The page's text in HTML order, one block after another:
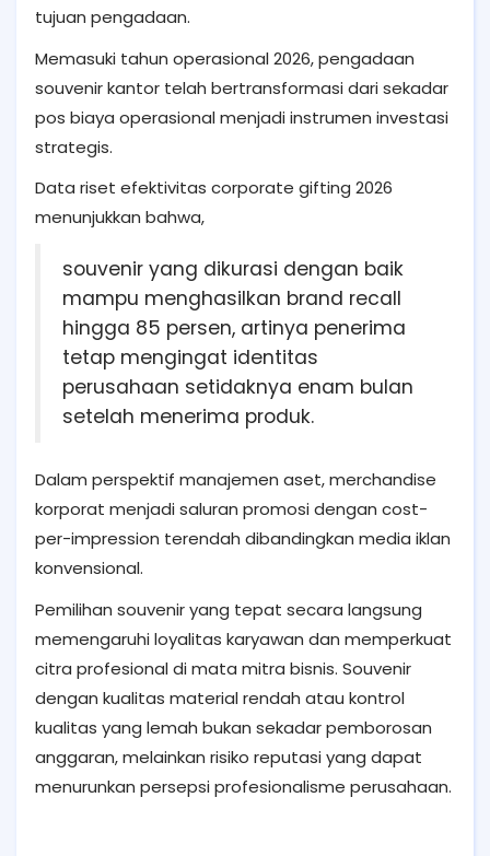
tujuan pengadaan.
Memasuki tahun operasional 2026, pengadaan
souvenir kantor telah bertransformasi dari sekadar
pos biaya operasional menjadi instrumen investasi
strategis.
Data riset efektivitas corporate gifting 2026
menunjukkan bahwa,
souvenir yang dikurasi dengan baik
mampu menghasilkan brand recall
hingga 85 persen, artinya penerima
tetap mengingat identitas
perusahaan setidaknya enam bulan
setelah menerima produk.
Dalam perspektif manajemen aset, merchandise
korporat menjadi saluran promosi dengan cost-
per-impression terendah dibandingkan media iklan
konvensional.
Pemilihan souvenir yang tepat secara langsung
memengaruhi loyalitas karyawan dan memperkuat
citra profesional di mata mitra bisnis. Souvenir
dengan kualitas material rendah atau kontrol
kualitas yang lemah bukan sekadar pemborosan
anggaran, melainkan risiko reputasi yang dapat
menurunkan persepsi profesionalisme perusahaan.